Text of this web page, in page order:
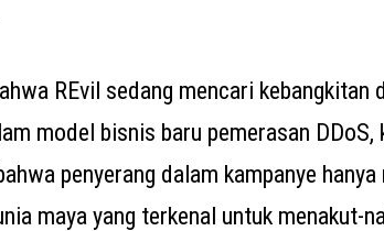
REvil sedang mencari kebangkitan
model bisnis baru pemerasan DDoS,
penyerang dalam kampanye hanya
maya yang terkenal untuk menakut-